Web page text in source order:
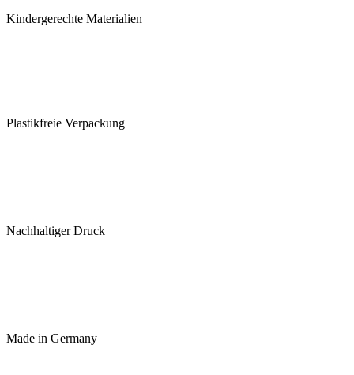
Kindergerechte Materialien
Plastikfreie Verpackung
Nachhaltiger Druck
Made in Germany